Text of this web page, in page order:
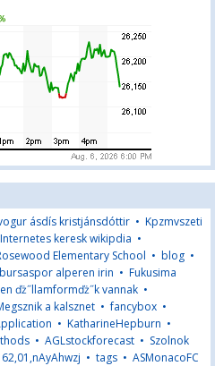
ásdís kristjánsdóttir • Kpzmvszeti
Internetes keresk wikipdia •
Elementary School • blog •
bursaspor alperen irin • Fukusima
ďż˝llamformďż˝k vannak •
a kalsznet •fancybox •
• KatharineHepburn •
• AGLstockforecast • Szolnok
62,01,nAyAhwzj • tags • ASMonacoFC